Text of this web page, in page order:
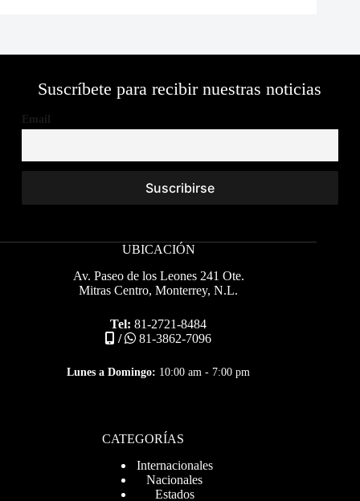
Suscríbete para recibir nuestras noticias
Email
UBICACIÓN
Av. Paseo de los Leones 241 Ote.
Mitras Centro, Monterrey, N.L.
Tel: 81-2721-8484
/
81-3862-7096
Lunes a Domingo: 10:00 am - 7:00 pm
CATEGORÍAS
Internacionales
Nacionales
Estados